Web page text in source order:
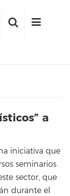
a
iniciativa que
seminarios
sector, que
durante el